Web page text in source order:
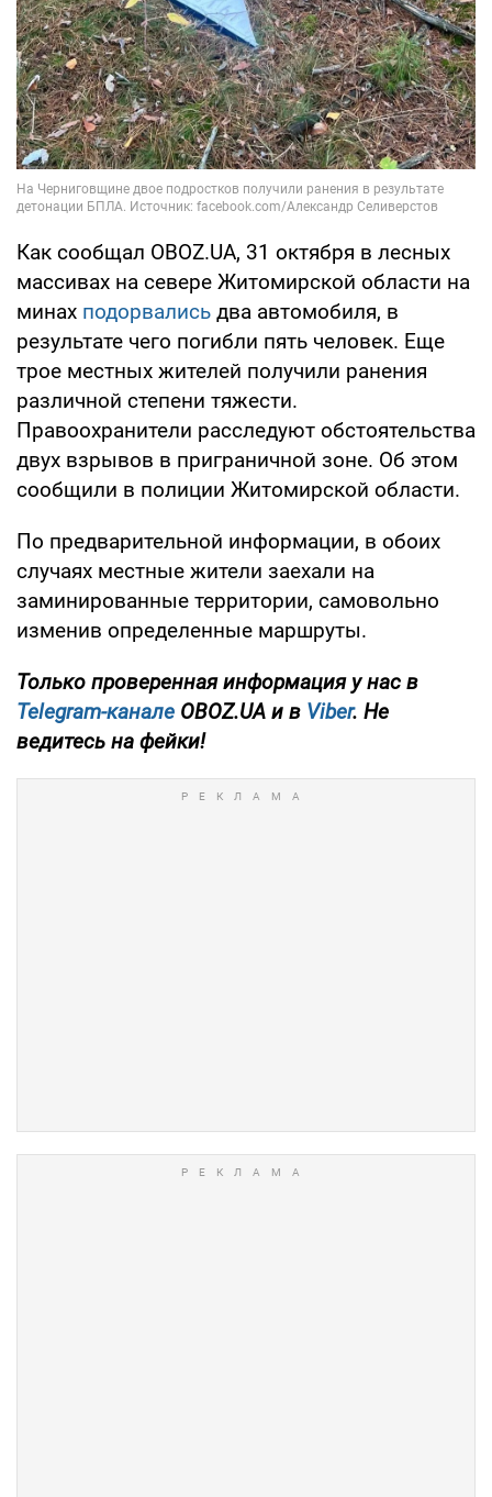
Как сообщал OBOZ.UA, 31 октября в лесных
массивах на севере Житомирской области на
минах подорвались два автомобиля, в
результате чего погибли пять человек. Еще
трое местных жителей получили ранения
различной степени тяжести.
Правоохранители расследуют обстоятельства
двух взрывов в приграничной зоне. Об этом
сообщили в полиции Житомирской области.
По предварительной информации, в обоих
случаях местные жители заехали на
заминированные территории, самовольно
изменив определенные маршруты.
Только проверенная информация у нас в
Telegram-канале OBOZ.UA и в Viber. Не
ведитесь на фейки!